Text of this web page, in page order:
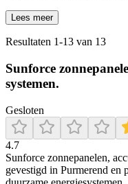
Lees meer
Resultaten 1-13 van 13
Sunforce
systemen.
Gesloten
4.7
Sunforce zonnepanelen,
gevestigd in Purmerend en